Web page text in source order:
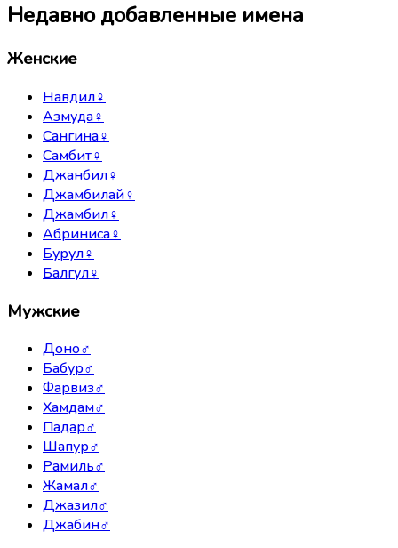
Недавно добавленные имена
Женские
Навдил♀
Азмуда♀
Сангина♀
Самбит♀
Джанбил♀
Джамбилай♀
Джамбил♀
Абриниса♀
Бурул♀
Балгул♀
Мужские
Доно♂
Бабур♂
Фарвиз♂
Хамдам♂
Падар♂
Шапур♂
Рамиль♂
Жамал♂
Джазил♂
Джабин♂